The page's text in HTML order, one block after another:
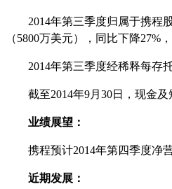
2014年第三季度归属于携程
（5800万美元），同比下降27%
2014年第三季度经稀释每存
截至2014年9月 30日，现金
业绩展望：
携程预计2014年第四季度净
近期发展：